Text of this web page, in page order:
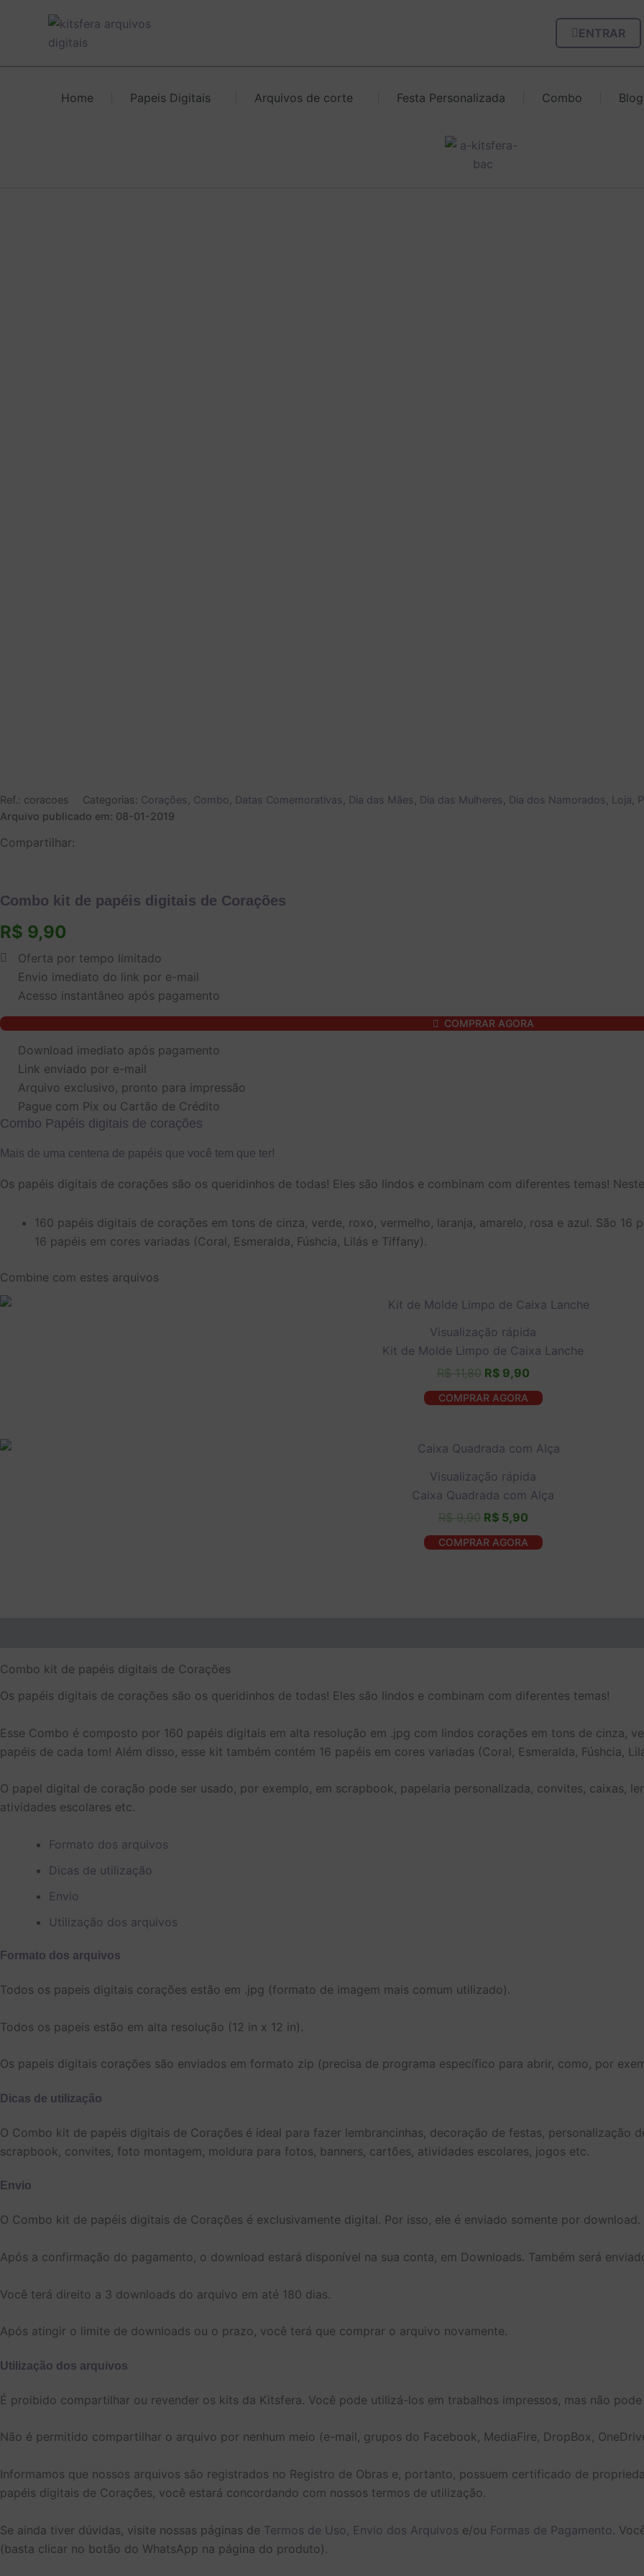
conteúdo
ENTRAR
Home Papeis Digitais Arquivos de corte Festa Personalizada Combo
Ref.: coracoes Categorias: Corações Combo Datas Comemorativas Dia das Mães Dia das Mulheres Dia dos Namorados Loja
Arquivo publicado em: 08-01-2019
Compartilhar:
Combo kit de papéis digitais de Corações
R$ 9,90
Oferta por tempo limitado
Envio imediato do link por e-mail
Acesso instantâneo após pagamento
kit
papéis
digitais
Corações
quantidade
COMPRAR AGORA
Download imediato após pagamento
Link enviado por e-mail
Arquivo exclusivo, pronto para impressão
Pague com Pix ou Cartão de Crédito
Combo Papéis digitais de corações
Mais de uma centena de papéis que você tem que ter!
Os papéis digitais de corações são os queridinhos de todas! Eles são lindos e combinam com diferentes temas!
160 papéis digitais de corações em tons de cinza, verde, roxo, vermelho, laranja, amarelo, rosa e azul. São
16 papéis em cores variadas (Coral, Esmeralda, Fúshcia, Lilás e Tiffany).
Combine com estes arquivos
Visualização rápida
Kit de Molde Limpo de Caixa Lanche
R$11,80
O
original
era:
R$ 11,80.
R$9,90
O
atual
R$ 9,90.
COMPRAR AGORA
Visualização rápida
Caixa Quadrada com Alça
R$9,90
O
original
era:
R$ 9,90.
R$5,90
O
atual
é:
R$ 5,90.
COMPRAR AGORA
Combo kit de papéis digitais de Corações
Os papéis digitais de corações são os queridinhos de todas! Eles são lindos e combinam com diferentes temas!
Esse Combo é composto por 160 papéis digitais em alta resolução em .jpg com lindos corações em tons de cinza,
papéis de cada tom! Além disso, esse kit também contém 16 papéis em cores variadas (Coral, Esmeralda, Fúshcia,
O papel digital de coração pode ser usado, por exemplo, em scrapbook, papelaria personalizada, convites, caixas,
atividades escolares etc.
Formato dos arquivos
Dicas de utilização
Envio
Utilização dos arquivos
Formato dos arquivos
Todos os papeis digitais corações estão em .jpg (formato de imagem mais comum utilizado).
Todos os papeis estão em alta resolução (12 in x 12 in).
Os papeis digitais corações são enviados em formato zip (precisa de programa específico para abrir, como, por
Dicas de utilização
O Combo kit de papéis digitais de Corações é ideal para fazer lembrancinhas, decoração de festas, personalização
scrapbook, convites, foto montagem, moldura para fotos, banners, cartões, atividades escolares, jogos etc.
Envio
O Combo kit de papéis digitais de Corações é exclusivamente digital. Por isso, ele é enviado somente por download.
Após a confirmação do pagamento, o download estará disponível na sua conta, em Downloads. Também será
Você terá direito a 3 downloads do arquivo em até 180 dias.
Após atingir o limite de downloads ou o prazo, você terá que comprar o arquivo novamente.
Utilização dos arquivos
É proibido compartilhar ou revender os kits da Kitsfera. Você pode utilizá-los em trabalhos impressos, mas não
Não é permitido compartilhar o arquivo por nenhum meio (e-mail, grupos do Facebook, MediaFire, DropBox,
Informamos que nossos arquivos são registrados no Registro de Obras e, portanto, possuem certificado de
papéis digitais de Corações, você estará concordando com nossos termos de utilização.
Se ainda tiver dúvidas, visite nossas páginas de Termos de Uso, Envio dos Arquivos e/ou Formas de Pagamento .
(basta clicar no botão do WhatsApp na página do produto).